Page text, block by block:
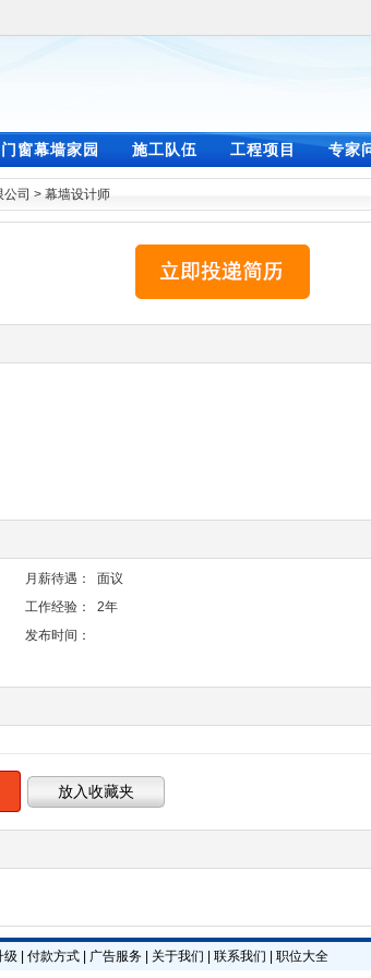
门窗幕墙家园 施工队伍 工程项目 专家
司 > 幕墙设计师
月薪待遇：
面议
工作经验：
2年
发布时间：
级 付款方式| 广告服务| 关于我们 联系我们 职位大全